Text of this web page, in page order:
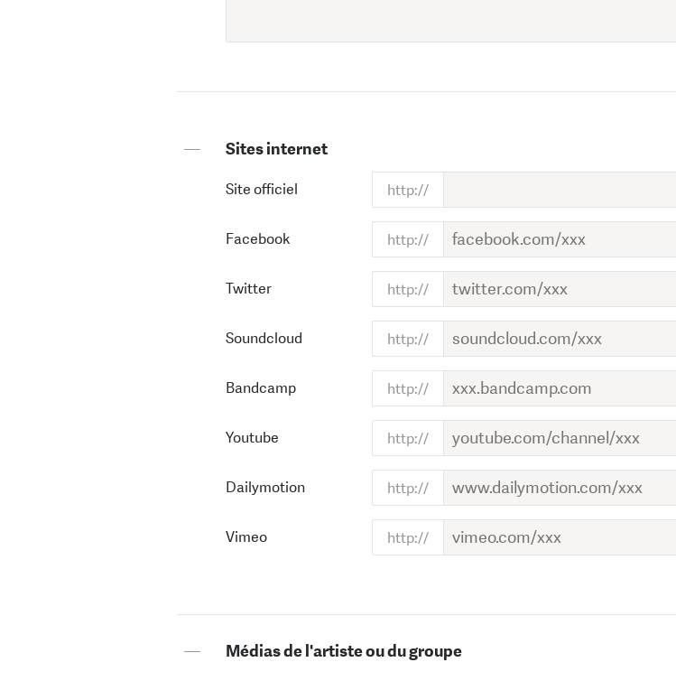
— Sites internet
Site officiel
Facebook
Twitter
Soundcloud
Bandcamp
Youtube
Dailymotion
Vimeo
— Médias de l'artiste ou du groupe